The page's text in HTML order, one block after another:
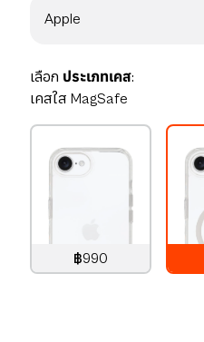
Apple
เลือก ประเภทเคส:
เคสใส MagSafe
฿990